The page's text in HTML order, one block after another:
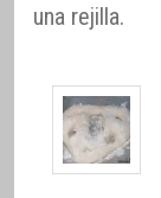
una rejilla.